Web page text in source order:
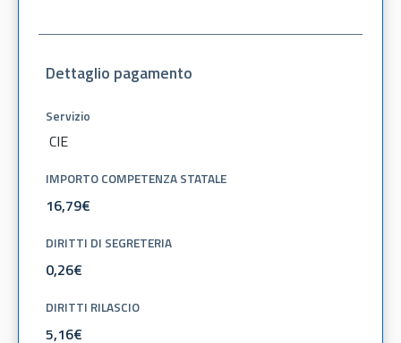
Dettaglio pagamento
Servizio
CIE
IMPORTO COMPETENZA STATALE
DIRITTI DI SEGRETERIA
DIRITTI RILASCIO